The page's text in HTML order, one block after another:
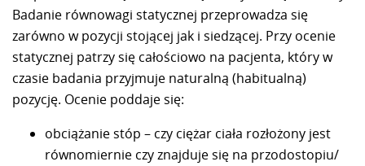
Badanie równowagi statycznej przeprowadza się
zarówno w pozycji stojącej jak i siedzącej. Przy ocenie
statycznej patrzy się całościowo na pacjenta, który w
czasie badania przyjmuje naturalną (habitualną)
pozycję. Ocenie poddaje się:
obciążanie stóp – czy ciężar ciała rozłożony jest
równomiernie czy znajduje się na przodostopiu/